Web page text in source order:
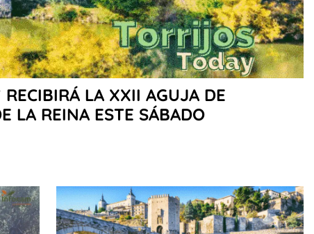
RECIBIRÁ LA XXII AGUJA DE
LA REINA ESTE SÁBADO